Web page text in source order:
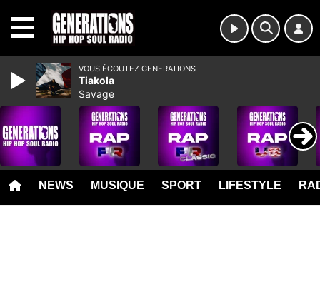
NEWS MUSIQUE SPORT LIFESTYLE
VOUS ÉCOUTEZ GENERATIONS
Tiakola
Savage